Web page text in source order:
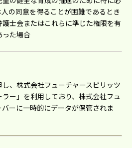
の同意を得ることが困難であるとき
護⼠会またはこれらに準じた権限を有
った場合
、株式会社フューチャースピリッツ
ー」を利用しており、株式会社フュ
ーに一時的にデータが保管されま